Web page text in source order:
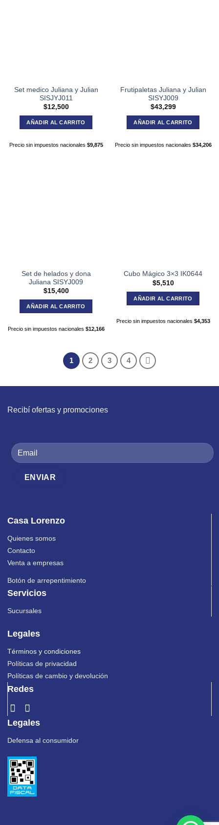
Set medico Juliana y Julian
SISJYJ011
$12,500
AÑADIR AL CARRITO
Precio sin impuestos nacionales $9,875
Frutipaletas Juliana y Julian
SISYJ009
$43,299
AÑADIR AL CARRITO
Precio sin impuestos nacionales $34,206
Set de helados y dona
Juliana SISYJ009
$15,400
AÑADIR AL CARRITO
Precio sin impuestos nacionales $12,166
Cubo Mágico 3×3 IK0644
$5,510
AÑADIR AL CARRITO
Precio sin impuestos nacionales $4,353
1 2 3 4
Recibí ofertas y promociones
Casa Lorenzo
Quienes somos
Contacto
Venta a empresas
Botón de arrepentimiento
Servicios
Sucursales
Legales
Términos y condiciones
Políticas de privacidad
Políticas de cambio y devolución
Redes
Legales
Defensa al consumidor